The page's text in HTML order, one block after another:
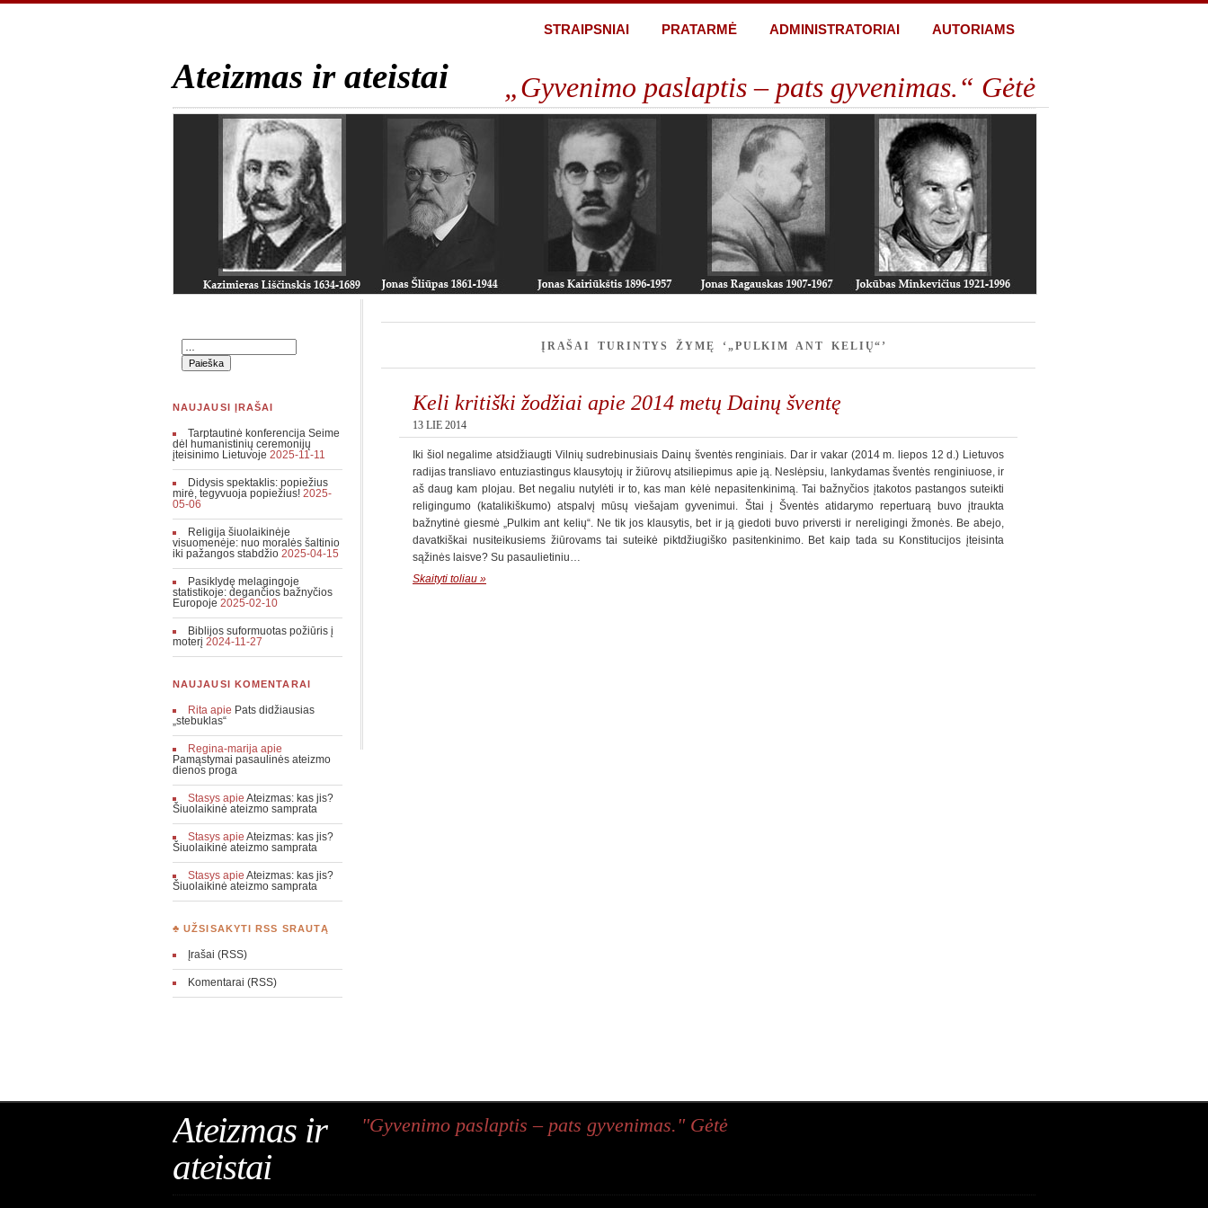
STRAIPSNIAI PRATARMĖ ADMINISTRATORIAI AUTORIAMS
Ateizmas ir ateistai „Gyvenimo paslaptis – pats gyvenimas.“ Gėtė
ĮRAŠAI TURINTYS ŽYMĘ ‘„PULKIM ANT KELIŲ“’
Keli kritiški žodžiai apie 2014 metų Dainų šventę
13 LIE 2014
Iki šiol negalime atsidžiaugti Vilnių sudrebinusiais Dainų šventės renginiais. Dar ir vakar (2014 m. liepos 12 d.) Lietuvos
radijas transliavo entuziastingus klausytojų ir žiūrovų atsiliepimus apie ją. Neslėpsiu, lankydamas šventės renginiuose, ir
aš daug kam plojau. Bet negaliu nutylėti ir to, kas man kėlė nepasitenkinimą. Tai bažnyčios įtakotos pastangos suteikti
religingumo (katalikiškumo) atspalvį mūsų viešajam gyvenimui. Štai į Šventės atidarymo repertuarą buvo įtraukta
bažnytinė giesmė „Pulkim ant kelių“. Ne tik jos klausytis, bet ir ją giedoti buvo priversti ir nereligingi žmonės. Be abejo,
davatkiškai nusiteikusiems žiūrovams tai suteikė piktdžiugiško pasitenkinimo. Bet kaip tada su Konstitucijos įteisinta
sąžinės laisve? Su pasaulietiniu…
Skaityti toliau »
NAUJAUSI ĮRAŠAI
Tarptautinė konferencija Seime
dėl humanistinių ceremonijų
įteisinimo Lietuvoje 2025-11-11
Didysis spektaklis: popiežius
mirė, tegyvuoja popiežius! 2025-
05-06
Religija šiuolaikinėje
visuomenėje: nuo moralės šaltinio
iki pažangos stabdžio 2025-04-15
Pasiklydę melagingoje
statistikoje: degančios bažnyčios
Europoje 2025-02-10
Biblijos suformuotas požiūris į
moterį 2024-11-27
NAUJAUSI KOMENTARAI
Rita apie Pats didžiausias
„stebuklas“
Regina-marija apie
Pamąstymai pasaulinės ateizmo
dienos proga
Stasys apieAteizmas: kas jis?
Šiuolaikinė ateizmo samprata
Stasys apieAteizmas: kas jis?
Šiuolaikinė ateizmo samprata
Stasys apieAteizmas: kas jis?
Šiuolaikinė ateizmo samprata
♣ UŽSISAKYTI RSS SRAUTĄ
Įrašai (RSS)
Komentarai (RSS)
Ateizmas ir
ateistai
"Gyvenimo paslaptis – pats gyvenimas." Gėtė